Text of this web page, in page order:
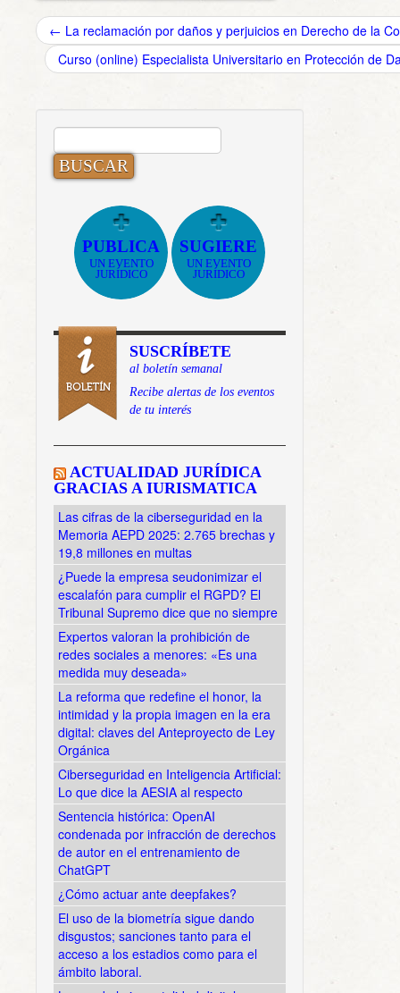
← La reclamación por daños y perjuicios en Derecho de la
Curso (online) Especialista Universitario en Protección de
BUSCAR:
PUBLICA
UN EVENTO
JURÍDICO
SUGIERE
UN EVENTO
JURÍDICO
SUSCRÍBETE
al boletín semanal
Recibe alertas de los eventos
de tu interés
ACTUALIDAD JURÍDICA
GRACIAS A IURISMATICA
Las cifras de la ciberseguridad en la
Memoria AEPD 2025: 2.765 brechas y
19,8 millones en multas
¿Puede la empresa seudonimizar el
escalafón para cumplir el RGPD? El
Tribunal Supremo dice que no siempre
Expertos valoran la prohibición de
redes sociales a menores: «Es una
medida muy deseada»
La reforma que redefine el honor, la
intimidad y la propia imagen en la era
digital: claves del Anteproyecto de Ley
Orgánica
Ciberseguridad en Inteligencia Artificial:
Lo que dice la AESIA al respecto
Sentencia histórica: OpenAI
condenada por infracción de derechos
de autor en el entrenamiento de
ChatGPT
¿Cómo actuar ante deepfakes?
El uso de la biometría sigue dando
disgustos; sanciones tanto para el
acceso a los estadios como para el
ámbito laboral.